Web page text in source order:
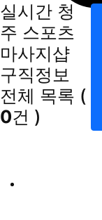
실시간 청
주 스포츠
마사지샵
구직정보
전체 목록 (
0건 )